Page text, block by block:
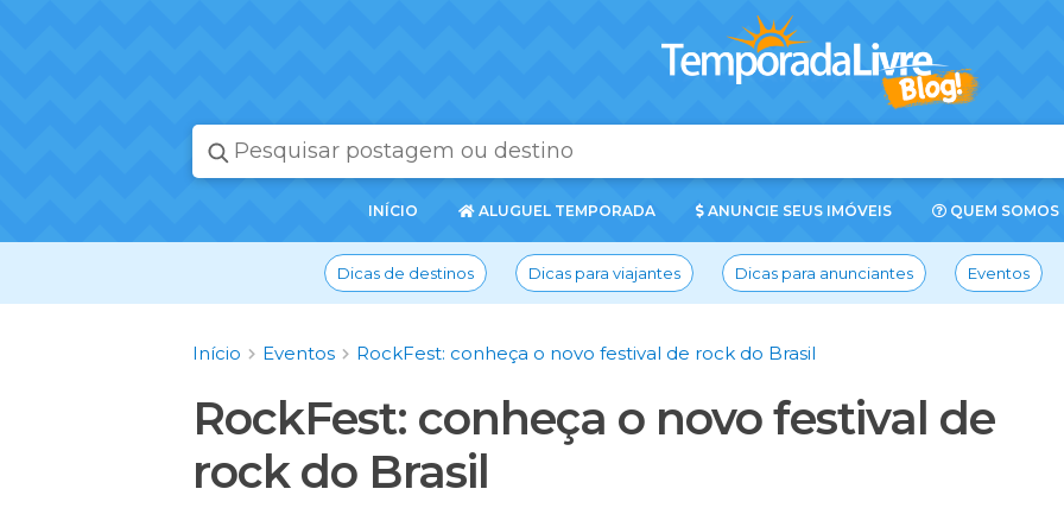
PÁGINA
INÍCIO ALUGUEL TEMPORADA ANUNCIE SEUS IMÓVEIS QUEM SOMOS
Dicas de destinos Dicas para viajantes Dicas para anunciantes Eventos
Início Eventos RockFest: conheça o novo festival de rock do Brasil
RockFest: conheça o novo festival de
rock do Brasil